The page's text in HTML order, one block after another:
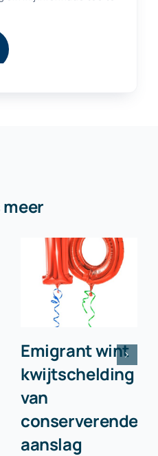
meer
Emigrant wint
kwijtschelding
van
conserverende
aanslag